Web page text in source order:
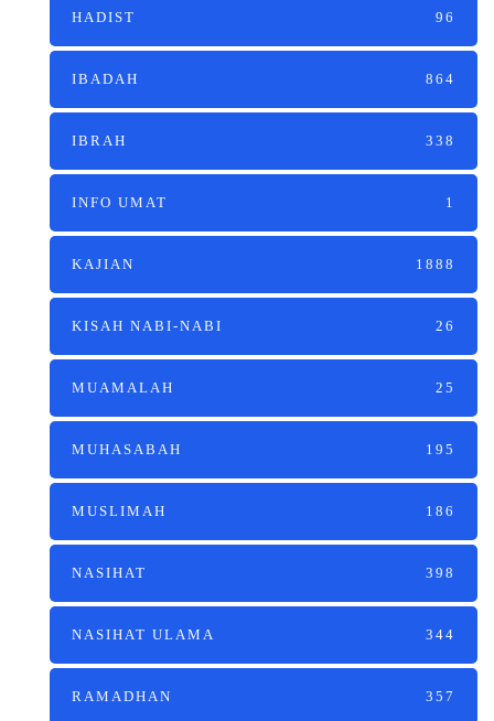
HADIST 96
IBADAH 864
IBRAH 338
INFO UMAT 1
KAJIAN 1888
KISAH NABI-NABI 26
MUAMALAH 25
MUHASABAH 195
MUSLIMAH 186
NASIHAT 398
NASIHAT ULAMA 344
RAMADHAN 357